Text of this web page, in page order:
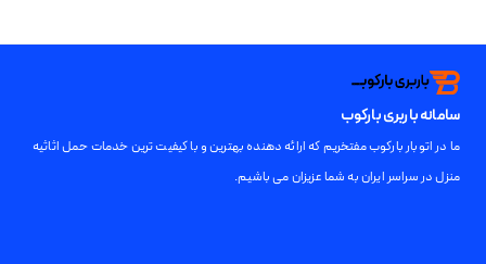
سامانه باربری بارکوب
ما در اتوبار بارکوب مفتخریم که ارائه دهنده بهترین و با کیفیت ترین خدمات حمل اثاثیه
منزل در سراسر ایران به شما عزیزان می باشیم.